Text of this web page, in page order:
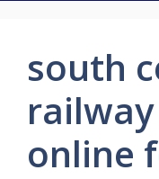
south
online